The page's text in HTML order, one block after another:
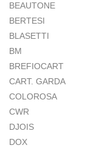
BEAUTONE
BERTESI
BLASETTI
BM
BREFIOCART
CART. GARDA
COLOROSA
CWR
DJOIS
DOX